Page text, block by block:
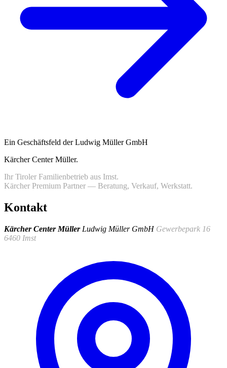
Ein Geschäftsfeld der Ludwig Müller GmbH
Kärcher Center Müller.
Ihr Tiroler Familienbetrieb aus Imst.
Kärcher Premium Partner — Beratung, Verkauf, Werkstatt.
Kontakt
Kärcher Center Müller Ludwig Müller GmbH Gewerbepark 16
6460 Imst